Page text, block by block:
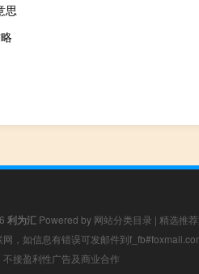
思
利为汇 Powered by 网站分类目录 | 精选推
，如信息有错误可发邮件到
接盈利性广告及商业合作